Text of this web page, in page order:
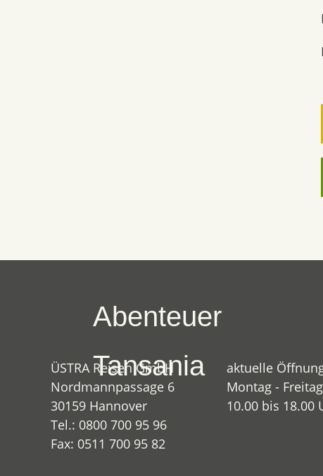
Abenteuer
Tansania
ÜSTRA Reisen GmbH
Nordmannpassage 6
30159 Hannover
Tel.: 0800 700 95 96
Fax: 0511 700 95 82
aktuelle
Montag -
10.00 bis 18.00